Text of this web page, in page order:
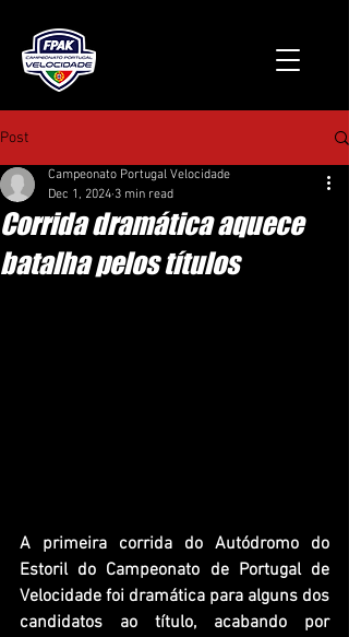
Post
Corrida dramática aquece
batalha pelos títulos
Campeonato Portugal Velocidade
Dec 1, 2024 3 min read
A primeira corrida do Autódromo do
Estoril do Campeonato de Portugal de
Velocidade foi dramática para alguns dos
candidatos ao título, acabando por